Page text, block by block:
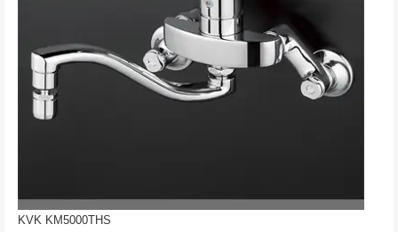
KVK KM5000THS